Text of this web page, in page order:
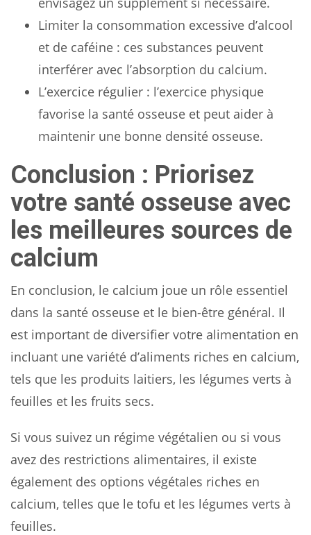
Limiter la consommation excessive d’alcool
et de caféine : ces substances peuvent
interférer avec l’absorption du calcium.
L’exercice régulier : l’exercice physique
favorise la santé osseuse et peut aider à
maintenir une bonne densité osseuse.
Conclusion : Priorisez
votre santé osseuse avec
les meilleures sources de
calcium
En conclusion, le calcium joue un rôle essentiel
dans la santé osseuse et le bien-être général. Il
est important de diversifier votre alimentation en
incluant une variété d’aliments riches en calcium,
tels que les produits laitiers, les légumes verts à
feuilles et les fruits secs.
Si vous suivez un régime végétalien ou si vous
avez des restrictions alimentaires, il existe
également des options végétales riches en
calcium, telles que le tofu et les légumes verts à
feuilles.